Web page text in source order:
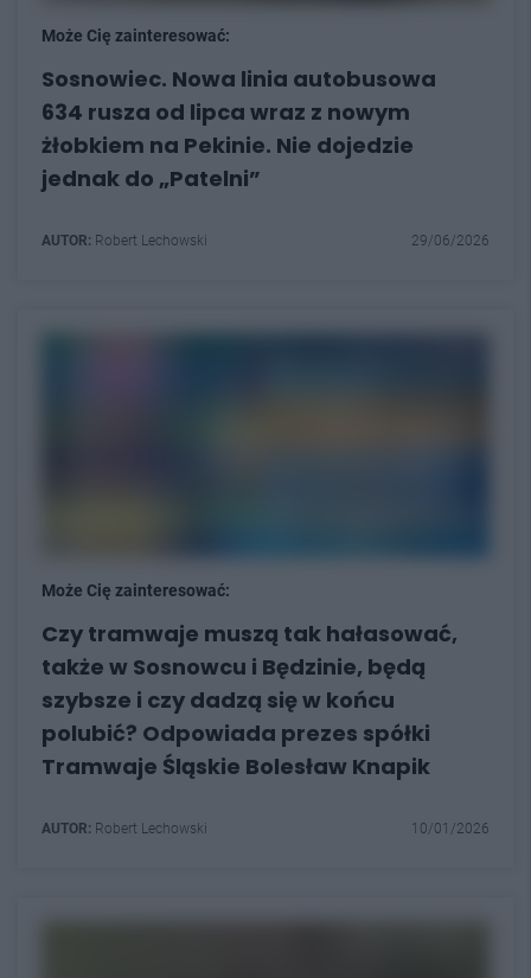
Może Cię zainteresować:
Sosnowiec. Nowa linia autobusowa
634 rusza od lipca wraz z nowym
żłobkiem na Pekinie. Nie dojedzie
jednak do „Patelni”
AUTOR: Robert Lechowski 29/06/2026
Może Cię zainteresować:
Czy tramwaje muszą tak hałasować,
także w Sosnowcu i Będzinie, będą
szybsze i czy dadzą się w końcu
polubić? Odpowiada prezes spółki
Tramwaje Śląskie Bolesław Knapik
AUTOR: Robert Lechowski 10/01/2026